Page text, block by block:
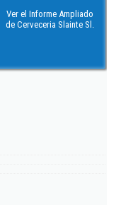
Ver el Informe Ampliado
de Cerveceria Slainte Sl.